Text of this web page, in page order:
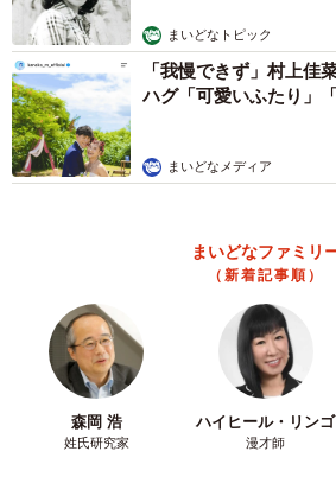
まいどなトピック
「我慢できず」村上佳
ハグ「可愛いふたり」
まいどなメディア
まいどなファミリ
（新着記事順）
森岡 浩
姓氏研究家
ハイヒール・リンゴ
漫才師